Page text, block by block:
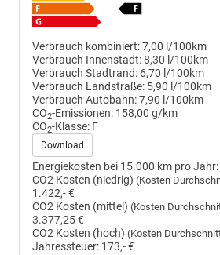
Verbrauch kombiniert:7,00 l/100km
Verbrauch Innenstadt:8,30 l/100km
Verbrauch Stadtrand: 6,70 l/100km
Verbrauch Landstraße: 5,90 l/100km
Verbrauch Autobahn:7,90 l/100km
CO2-Emissionen: 158,00 g/km
CO2-Klasse: F
Download
Energiekosten bei 15.000 km pro Jahr:
CO2 Kosten (niedrig) (Kosten
1.422,- €
CO2 Kosten (mittel) (Kosten
3.377,25 €
CO2 Kosten (hoch) (Kosten
Jahressteuer: 173,- €